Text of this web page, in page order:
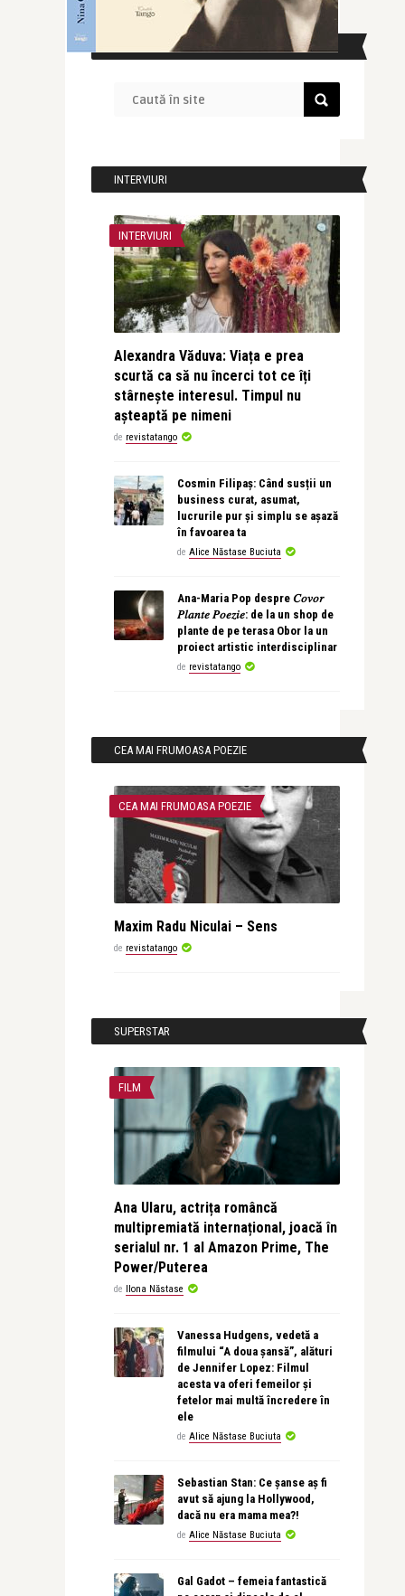
CAUTĂ ÎN SITE
INTERVIURI
INTERVIURI
Alexandra Văduva: Viața e prea
scurtă ca să nu încerci tot ce îți
stârnește interesul. Timpul nu
așteaptă pe nimeni
de revistatango
Cosmin Filipaș: Când susții un
business curat, asumat,
lucrurile pur și simplu se așază
în favoarea ta
de Alice Năstase Buciuta
Ana-Maria Pop despre 𝐶𝑜𝑣𝑜𝑟
𝑃𝑙𝑎𝑛𝑡𝑒 𝑃𝑜𝑒𝑧𝑖𝑒: de la un shop de
plante de pe terasa Obor la un
proiect artistic interdisciplinar
de revistatango
CEA MAI FRUMOASA POEZIE
CEA MAI FRUMOASA POEZIE
Maxim Radu Niculai – Sens
de revistatango
SUPERSTAR
FILM
Ana Ularu, actrița româncă
multipremiată internațional, joacă în
serialul nr. 1 al Amazon Prime, The
Power/Puterea
de Ilona Năstase
Vanessa Hudgens, vedetă a
filmului “A doua șansă”, alături
de Jennifer Lopez: Filmul
acesta va oferi femeilor și
fetelor mai multă încredere în
ele
de Alice Năstase Buciuta
Sebastian Stan: Ce șanse aș fi
avut să ajung la Hollywood,
dacă nu era mama mea?!
de Alice Năstase Buciuta
Gal Gadot – femeia fantastică